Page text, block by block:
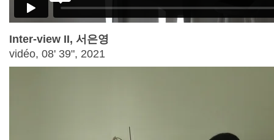
Inter-view II, 서은영
vidéo, 08' 39", 2021